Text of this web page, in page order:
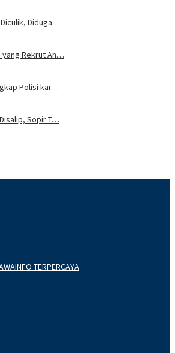
Diculik, Diduga…
yang Rekrut An…
Polisi kar…
Sopir T…
TERPERCAYA